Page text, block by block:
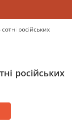
російських
російських